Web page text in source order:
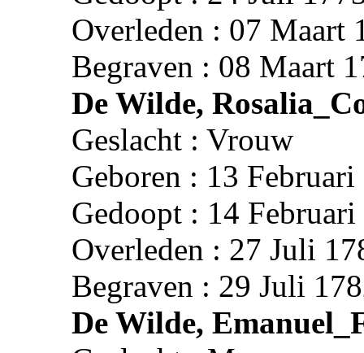
Overleden : 07 Maart
Begraven : 08 Maart
De Wilde,
Geslacht : Vrouw
Geboren : 13
Gedoopt : 14
Overleden : 27 Juli
Begraven : 29 Juli
De Wilde,